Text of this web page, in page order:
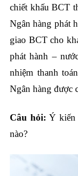
chiết khấu BCT
Ngân hàng phát
giao BCT cho
phát hành –
nhiệm thanh
Ngân hàng được
Câu hỏi: Ý kiến
nào?